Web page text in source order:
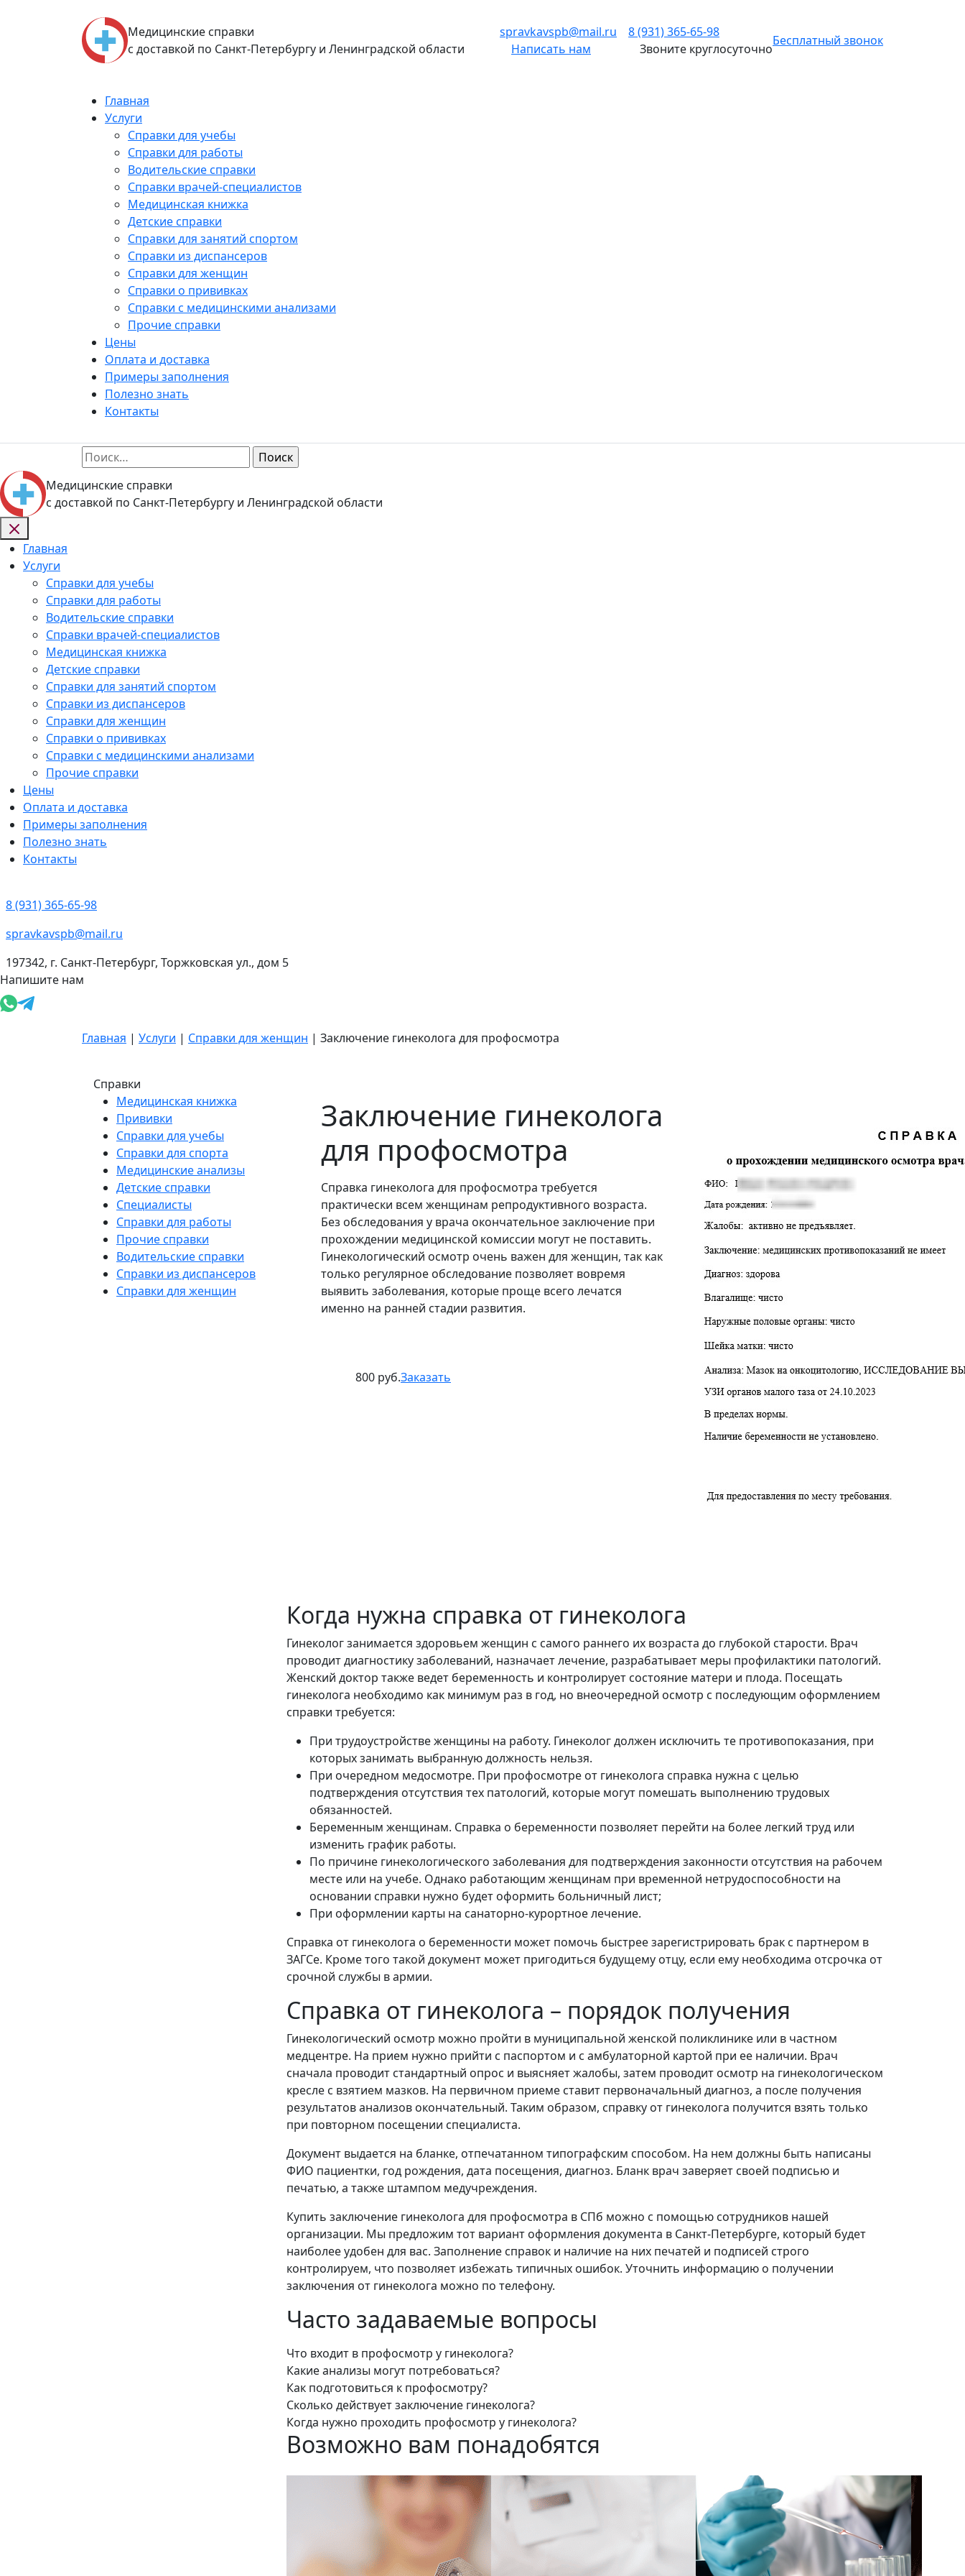
Медицинские справки
с доставкой по Санкт-Петербургу и Ленинградской области
spravkavspb@mail.ru
Написать нам
8 (931) 365-65-98
Звоните круглосуточно
Бесплатный звонок
Главная
Услуги
Справки для учебы
Справки для работы
Водительские справки
Справки врачей-специалистов
Медицинская книжка
Детские справки
Справки для занятий спортом
Справки из диспансеров
Справки для женщин
Справки о прививках
Справки с медицинскими анализами
Прочие справки
Цены
Оплата и доставка
Примеры заполнения
Полезно знать
Контакты
Найти:
Медицинские справки
с доставкой по Санкт-Петербургу и Ленинградской области
Главная
Услуги
Справки для учебы
Справки для работы
Водительские справки
Справки врачей-специалистов
Медицинская книжка
Детские справки
Справки для занятий спортом
Справки из диспансеров
Справки для женщин
Справки о прививках
Справки с медицинскими анализами
Прочие справки
Цены
Оплата и доставка
Примеры заполнения
Полезно знать
Контакты
8 (931) 365-65-98
spravkavspb@mail.ru
197342, г. Санкт-Петербург, Торжковская ул., дом 5
Напишите нам
Главная | Услуги | Справки для женщин | Заключение гинеколога для профосмотра
Справки
Медицинская книжка
Прививки
Справки для учебы
Справки для спорта
Медицинские анализы
Детские справки
Специалисты
Справки для работы
Прочие справки
Водительские справки
Справки из диспансеров
Справки для женщин
Заключение гинеколога
для профосмотра
Справка гинеколога для профосмотра требуется
практически всем женщинам репродуктивного возраста.
Без обследования у врача окончательное заключение при
прохождении медицинской комиссии могут не поставить.
Гинекологический осмотр очень важен для женщин, так как
только регулярное обследование позволяет вовремя
выявить заболевания, которые проще всего лечатся
именно на ранней стадии развития.
800 руб.Заказать
Когда нужна справка от гинеколога
Гинеколог занимается здоровьем женщин с самого раннего их возраста до глубокой старости. Врач
проводит диагностику заболеваний, назначает лечение, разрабатывает меры профилактики патологий.
Женский доктор также ведет беременность и контролирует состояние матери и плода. Посещать
гинеколога необходимо как минимум раз в год, но внеочередной осмотр с последующим оформлением
справки требуется:
При трудоустройстве женщины на работу. Гинеколог должен исключить те противопоказания, при
которых занимать выбранную должность нельзя.
При очередном медосмотре. При профосмотре от гинеколога справка нужна с целью
подтверждения отсутствия тех патологий, которые могут помешать выполнению трудовых
обязанностей.
Беременным женщинам. Справка о беременности позволяет перейти на более легкий труд или
изменить график работы.
По причине гинекологического заболевания для подтверждения законности отсутствия на рабочем
месте или на учебе. Однако работающим женщинам при временной нетрудоспособности на
основании справки нужно будет оформить больничный лист;
При оформлении карты на санаторно-курортное лечение.
Справка от гинеколога о беременности может помочь быстрее зарегистрировать брак с партнером в
ЗАГСе. Кроме того такой документ может пригодиться будущему отцу, если ему необходима отсрочка от
срочной службы в армии.
Справка от гинеколога – порядок получения
Гинекологический осмотр можно пройти в муниципальной женской поликлинике или в частном
медцентре. На прием нужно прийти с паспортом и с амбулаторной картой при ее наличии. Врач
сначала проводит стандартный опрос и выясняет жалобы, затем проводит осмотр на гинекологическом
кресле с взятием мазков. На первичном приеме ставит первоначальный диагноз, а после получения
результатов анализов окончательный. Таким образом, справку от гинеколога получится взять только
при повторном посещении специалиста.
Документ выдается на бланке, отпечатанном типографским способом. На нем должны быть написаны
ФИО пациентки, год рождения, дата посещения, диагноз. Бланк врач заверяет своей подписью и
печатью, а также штампом медучреждения.
Купить заключение гинеколога для профосмотра в СПб можно с помощью сотрудников нашей
организации. Мы предложим тот вариант оформления документа в Санкт-Петербурге, который будет
наиболее удобен для вас. Заполнение справок и наличие на них печатей и подписей строго
контролируем, что позволяет избежать типичных ошибок. Уточнить информацию о получении
заключения от гинеколога можно по телефону.
Часто задаваемые вопросы
Что входит в профосмотр у гинеколога?
Какие анализы могут потребоваться?
Как подготовиться к профосмотру?
Сколько действует заключение гинеколога?
Когда нужно проходить профосмотр у гинеколога?
Возможно вам понадобятся